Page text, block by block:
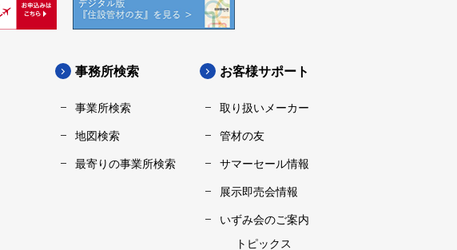
事務所検索
事業所検索
地図検索
最寄りの事業所検索
お客様サポート
取り扱いメーカー
管材の友
サマーセール情報
展示即売会情報
いずみ会のご案内
トピックス